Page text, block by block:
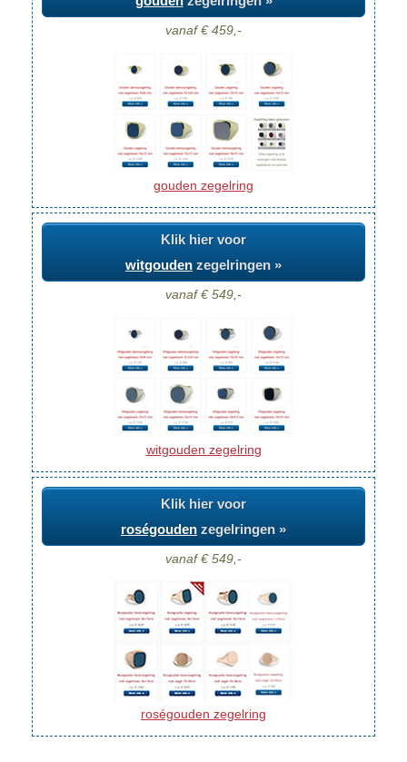
vanaf € 459,-
gouden zegelring
Klik hier voor
witgouden zegelringen »
vanaf € 549,-
witgouden zegelring
Klik hier voor
roségouden zegelringen »
vanaf € 549,-
roségouden zegelring